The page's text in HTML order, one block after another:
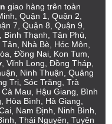
giao hàng trên toàn
Quận 1, Quận 2,
7, Quận 8, Quận 9,
Thạnh, Tân Phú,
Nhà Bè, Hóc Môn,
Đồng Nai, Kon Tum,
Vĩnh Long, Đồng Tháp,
Ninh Thuận, Quảng
Trị, Sóc Trăng, Trà
Mau, Hậu Giang, Bình
Bình, Hà Giang,
Nam Định, Ninh Bình,
Thái Nguyên, Tuyên